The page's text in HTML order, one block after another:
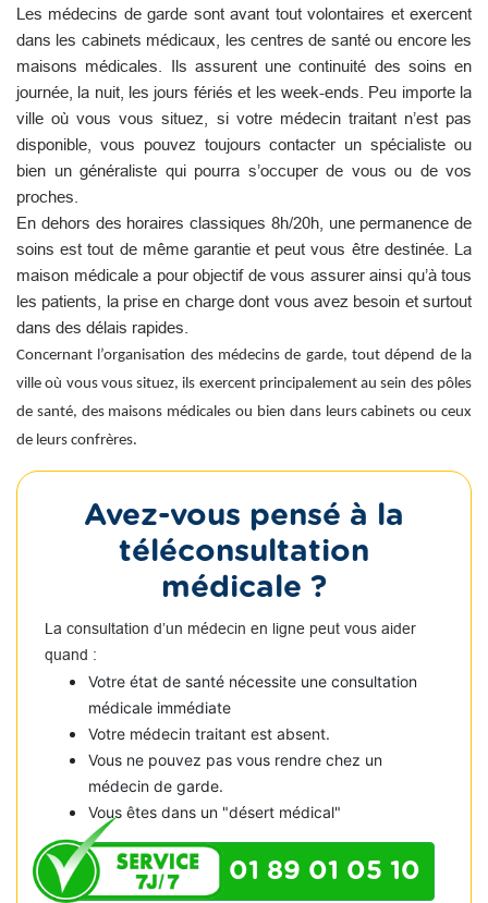
Les médecins de garde sont avant tout volontaires et exercent
dans les cabinets médicaux, les centres de santé ou encore les
maisons médicales. Ils assurent une continuité des soins en
journée, la nuit, les jours fériés et les week-ends. Peu importe la
ville où vous vous situez, si votre médecin traitant n’est pas
disponible, vous pouvez toujours contacter un spécialiste ou
bien un généraliste qui pourra s’occuper de vous ou de vos
proches.
En dehors des horaires classiques 8h/20h, une permanence de
soins est tout de même garantie et peut vous être destinée. La
maison médicale a pour objectif de vous assurer ainsi qu’à tous
les patients, la prise en charge dont vous avez besoin et surtout
dans des délais rapides.
Concernant l’organisation des médecins de garde, tout dépend de la
ville où vous vous situez, ils exercent principalement au sein des pôles
de santé, des maisons médicales ou bien dans leurs cabinets ou ceux
de leurs confrères.
Avez-vous pensé à la
téléconsultation
médicale ?
La consultation d’un médecin en ligne peut vous aider
quand :
Votre état de santé nécessite une consultation
médicale immédiate
Votre médecin traitant est absent.
Vous ne pouvez pas vous rendre chez un
médecin de garde.
Vous êtes dans un "désert médical"
01 89 01 05 10